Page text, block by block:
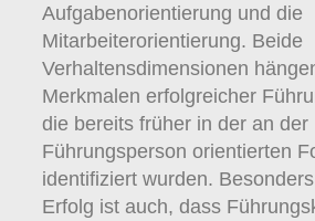
Aufgabenorientierung und die
Mitarbeiterorientierung. Beide
Verhaltensdimensionen
Merkmalen erfolgreicher
die bereits früher in der an der
Führungsperson orientierten
identifiziert wurden.
Erfolg ist auch, dass